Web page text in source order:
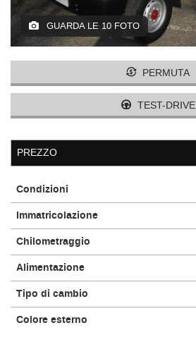
GUARDA LE 10 FOTO
PERMUTA
TEST-DRIVE
PREZZO
Condizioni
Immatricolazione
Chilometraggio
Alimentazione
Tipo di cambio
Colore esterno